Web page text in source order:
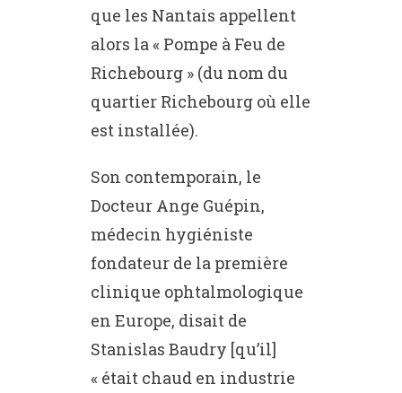
que les Nantais appellent
alors la « Pompe à Feu de
Richebourg » (du nom du
quartier Richebourg où elle
est installée).
Son contemporain, le
Docteur Ange Guépin,
médecin hygiéniste
fondateur de la première
clinique ophtalmologique
en Europe, disait de
Stanislas Baudry [qu’il]
« était chaud en industrie